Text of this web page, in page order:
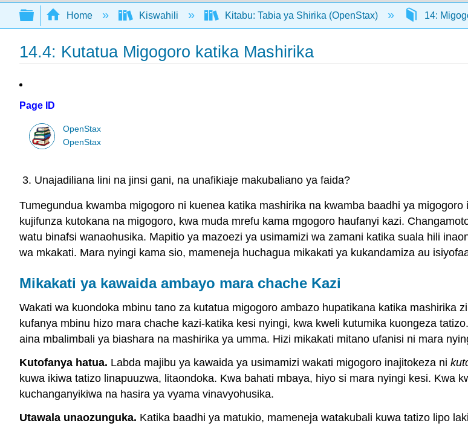
Search
Expand/collapse global hierarchy
Home Kiswahili Kitabu: Tabia ya Shirika (OpenStax) 14:
14.4: Kutatua Migogoro katika Mashirika
Page ID
OpenStax
OpenStax
Unajadiliana lini na jinsi gani, na unafikiaje makubaliano ya faida?
Tumegundua kwamba migogoro ni kuenea katika mashirika na kwamba baadhi ya
kujifunza kutokana na migogoro, kwa muda mrefu kama mgogoro haufanyi kazi.
watu binafsi wanaohusika. Mapitio ya mazoezi ya usimamizi wa zamani katika suala hili
wa mkakati. Mara nyingi kama sio, mameneja huchagua mikakati ya kukandamiza au
Mikakati ya kawaida ambayo mara chache Kazi
Wakati wa kuondoka mbinu tano za kutatua migogoro ambazo hupatikana katika mashirika
kufanya mbinu hizo mara chache kazi-katika kesi nyingi, kwa kweli kutumika kuongeza
aina mbalimbali ya biashara na mashirika ya umma. Hizi mikakati mitano ufanisi ni mara
Kutofanya hatua. Labda majibu ya kawaida ya usimamizi wakati migogoro inajitokeza ni
kuwa ikiwa tatizo linapuuzwa, litaondoka. Kwa bahati mbaya, hiyo si mara nyingi kesi. Kwa
kuchanganyikiwa na hasira ya vyama vinavyohusika.
Utawala unaozunguka. Katika baadhi ya matukio, mameneja watakubali kuwa tatizo lipo